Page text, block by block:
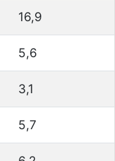
16,9
5,6
3,1
5,7